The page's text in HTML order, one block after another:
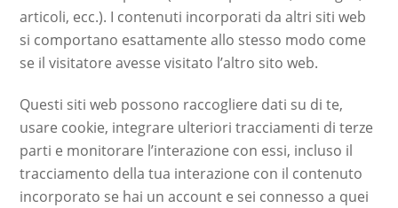
articoli, ecc.). I contenuti incorporati da altri siti web
si comportano esattamente allo stesso modo come
se il visitatore avesse visitato l’altro sito web.
Questi siti web possono raccogliere dati su di te,
usare cookie, integrare ulteriori tracciamenti di terze
parti e monitorare l’interazione con essi, incluso il
tracciamento della tua interazione con il contenuto
incorporato se hai un account e sei connesso a quei